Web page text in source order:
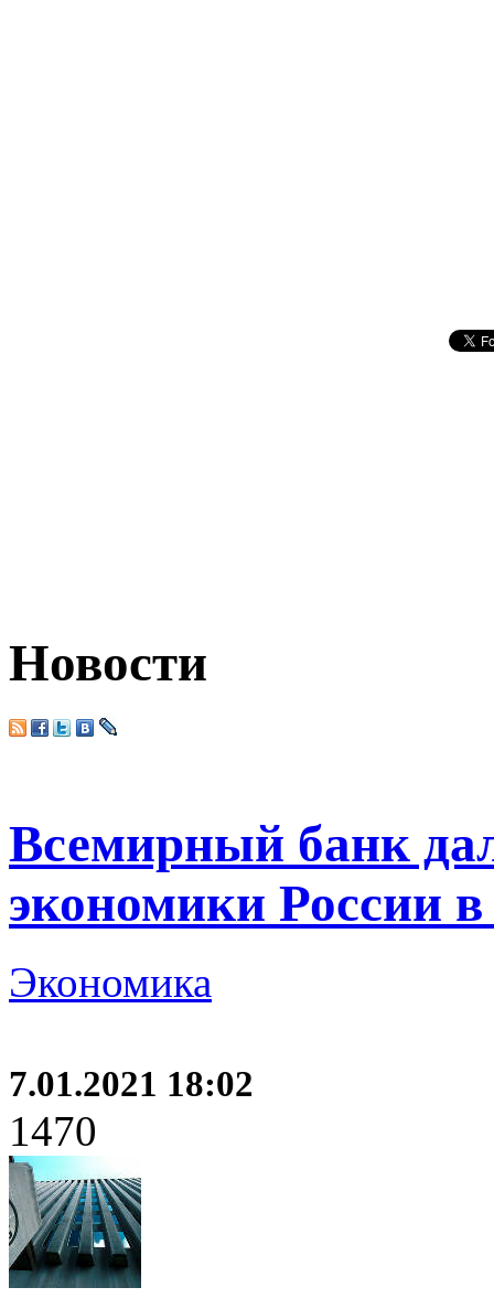
Новости
Всемирный банк
экономики России в
Экономика
7.01.2021 18:02
1470